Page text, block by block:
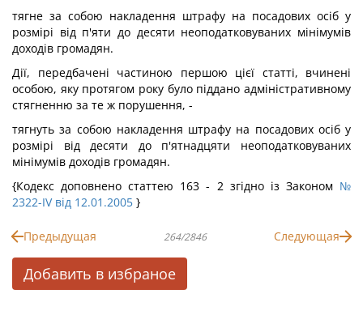
тягне за собою накладення штрафу на посадових осіб у
розмірі від п'яти до десяти неоподатковуваних мінімумів
доходів громадян.
Дії, передбачені частиною першою цієї статті, вчинені
особою, яку протягом року було піддано адміністративному
стягненню за те ж порушення, -
тягнуть за собою накладення штрафу на посадових осіб у
розмірі від десяти до п'ятнадцяти неоподатковуваних
мінімумів доходів громадян.
{Кодекс доповнено статтею 163 - 2 згідно із Законом №
2322-IV від 12.01.2005 }
Предыдущая 264/2846 Следующая
Добавить в избраное